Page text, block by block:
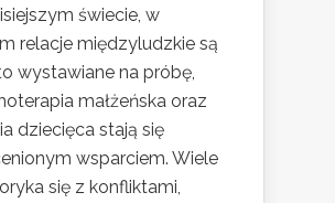
świecie, w
relacje międzyludzkie są
wystawiane na próbę,
małżeńska oraz
dziecięca stają się
wsparciem. Wiele
się z konfliktami,